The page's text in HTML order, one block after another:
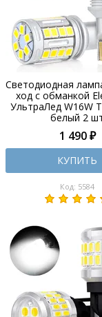
Светодиодная
ход с обманкой
УльтраЛед W16W
белый 2
1 490 ₽
КУПИТЬ
Код: 5584